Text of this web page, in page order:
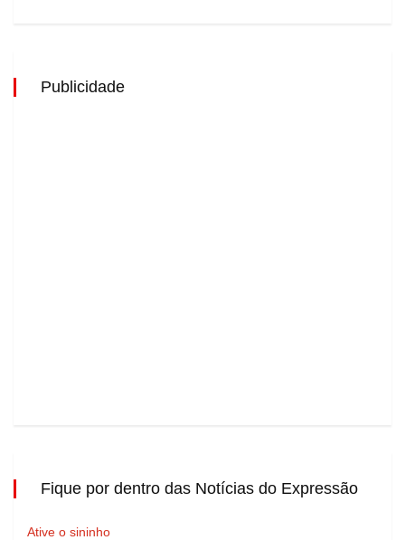
Publicidade
Fique por dentro das Notícias do Expressão
Ative o sininho